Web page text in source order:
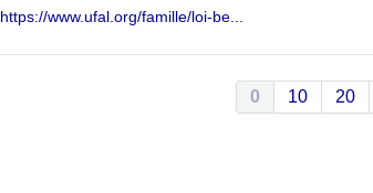
https://www.ufal.org/famille/loi-be...
0 10 20